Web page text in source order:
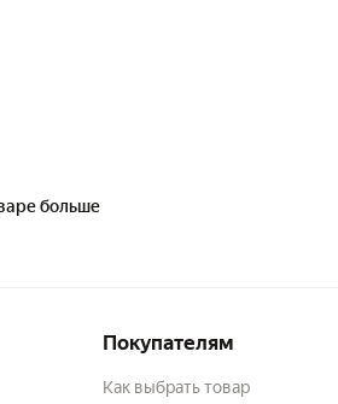
больше
Покупателям
Как выбрать товар